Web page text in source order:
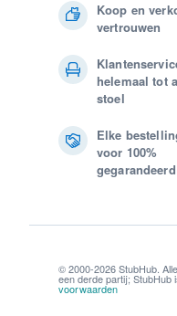
Koop en
vertrouwen
helemaal tot
stoel
Elke
voor 100%
gegarandeerd
© 2000-2026 StubHub.
een derde partij; StubHub
voorwaarden